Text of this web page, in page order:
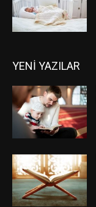
YENİ YAZILAR